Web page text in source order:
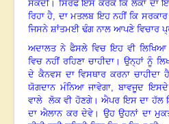
ਸਕਦੀ। ਸਿਰਫ ਇਸ ਕਰਕੇ ਕਿ ਲੋਕਾਂ ਦਾ
ਰਿਹਾ ਹੈ, ਦਾ ਮਤਲਬ ਇਹ ਨਹੀਂ ਕਿ ਸਰਕਾਰ
ਜਿਸਨੇ ਸ਼ਾਂਤਮਈ ਢੰਗ ਨਾਲ ਆਪਣੇ ਵਿਚਾਰ
ਅਦਾਲਤ ਨੇ ਫੈਸਲੇ ਵਿਚ ਇਹ ਵੀ
ਵਿਚ ਨਹੀਂ ਰਹਿਣਾ ਚਾਹੀਦਾ। ਉਨ੍ਹਾਂ ਨੂੰ
ਦੇ ਕੈਨਵਸ ਦਾ ਵਿਸਥਾਰ ਕਰਨਾ ਚਾਹੀਦਾ
ਯੋਗਦਾਨ ਮੰਨਿਆ ਜਾਵੇਗਾ,ਬਾਵਜੂਦ
ਵਾਲੇ ਲੋਕ ਵੀ ਹੋਣਗੇ। ਐਪਰ ਇਸ ਦਾ ਹੱਲ
ਦਾ ਐਲਾਨ ਕਰ ਦੇਵੇ। ਉਹ ਉਹਨਾਂ ਦਾ